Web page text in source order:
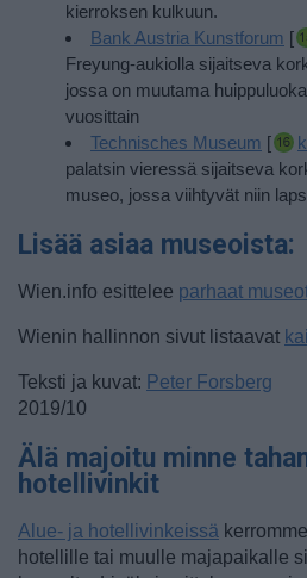
kierroksen kulkuun.
Bank Austria Kunstforum [
Freyung-aukiolla sijaitseva
jossa on muutama
vuosittain
Technisches Museum [
palatsin vieressä sijaitseva
museo, jossa viihtyvät niin
Lisää asiaa museoista:
Wien.info esittelee parhaat
Wienin hallinnon sivut listaavat
Teksti ja kuvat: Peter Forsberg
2019/10
Älä majoitu minne
hotellivinkit
Alue- ja hotellivinkeissä
hotellille tai muulle majapaikalle